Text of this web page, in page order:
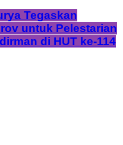
Tegaskan
untuk Pelestarian
di HUT ke-114